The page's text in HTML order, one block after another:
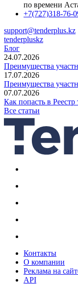
по времени
+7(727)318-76-
support@tenderplus.kz
tenderpluskz
Блог
24.07.2026
Преимущества
17.07.2026
Преимущества
07.07.2026
Как попасть в Реестр
Все статьи
Контакты
О компании
Реклама на
API